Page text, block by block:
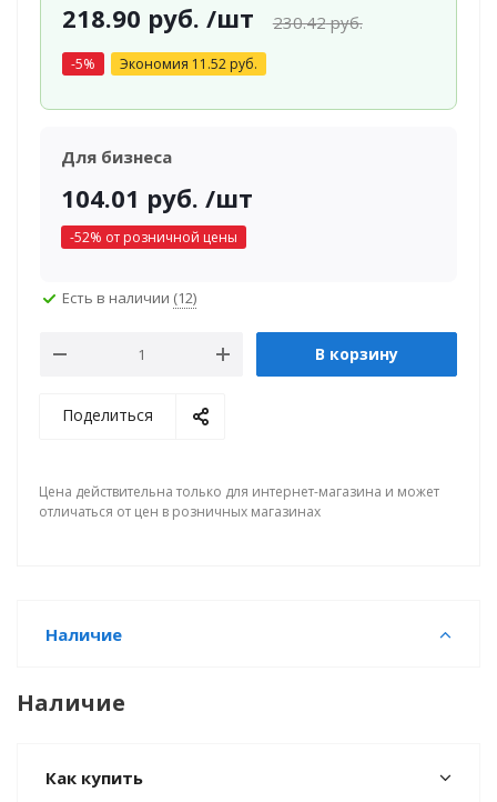
218.90 руб. /шт 230.42руб.
-5% Экономия 11.52руб.
Для бизнеса
104.01 руб. /шт
-52% от розничной цены
Есть в наличии (12)
В корзину
Поделиться
Цена действительна только для интернет-магазина и может
отличаться от цен в розничных магазинах
Наличие
Наличие
Как купить